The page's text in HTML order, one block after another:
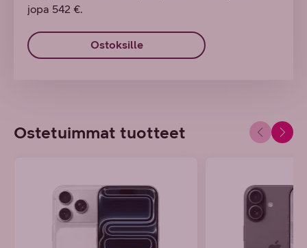
jopa 542 €.
Ostoksille
Ostetuimmat tuotteet